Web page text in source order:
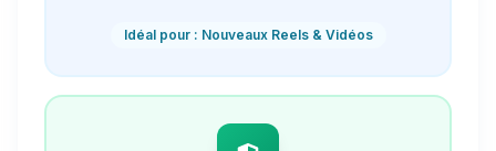
Idéal pour : Nouveaux Reels & Vidéos